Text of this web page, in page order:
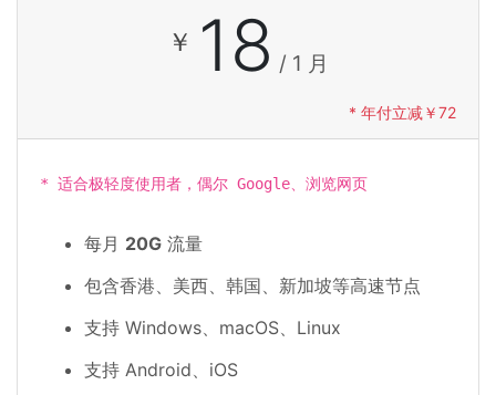
￥ 18 / 1 月
* 年付立减￥72
* 适合极轻度使用者，偶尔 Google、浏览网页
每月 20G 流量
包含香港、美西、韩国、新加坡等高速节点
支持 Windows、macOS、Linux
支持 Android、iOS